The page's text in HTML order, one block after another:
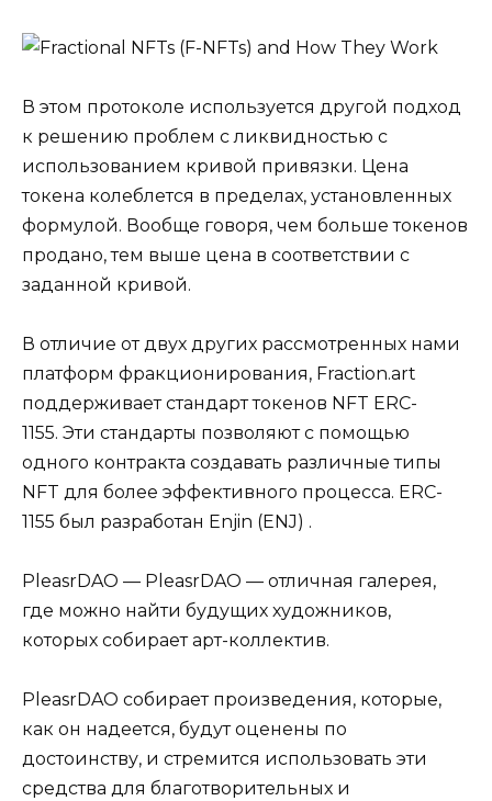
В этом протоколе используется другой подход
к решению проблем с ликвидностью с
использованием кривой привязки. Цена
токена колеблется в пределах, установленных
формулой. Вообще говоря, чем больше токенов
продано, тем выше цена в соответствии с
заданной кривой.
В отличие от двух других рассмотренных нами
платформ фракционирования, Fraction.art
поддерживает стандарт токенов NFT ERC-
1155. Эти стандарты позволяют с помощью
одного контракта создавать различные типы
NFT для более эффективного процесса. ERC-
1155 был разработан Enjin (ENJ) .
PleasrDAO — PleasrDAO — отличная галерея,
где можно найти будущих художников,
которых собирает арт-коллектив.
PleasrDAO собирает произведения, которые,
как он надеется, будут оценены по
достоинству, и стремится использовать эти
средства для благотворительных и